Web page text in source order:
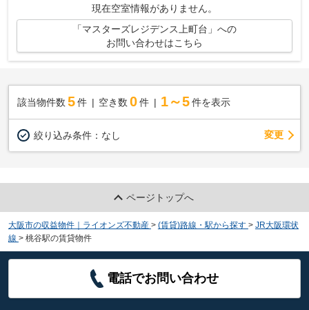
現在空室情報がありません。
「マスターズレジデンス上町台」への
お問い合わせはこちら
該当物件数 5件 空き数 0 件 1～5 件を表示
絞り込み条件： なし 変更
ページトップへ
大阪市の収益物件｜ライオンズ不動産 > (賃貸)路線・駅から探す > JR大阪環状
線 > 桃谷駅の賃貸物件
電話でお問い合わせ